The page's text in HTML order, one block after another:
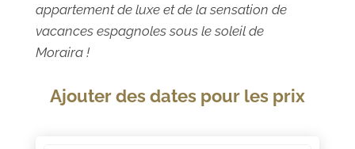
appartement de luxe et de la sensation de
vacances espagnoles sous le soleil de
Moraira !
Ajouter des dates pour les prix